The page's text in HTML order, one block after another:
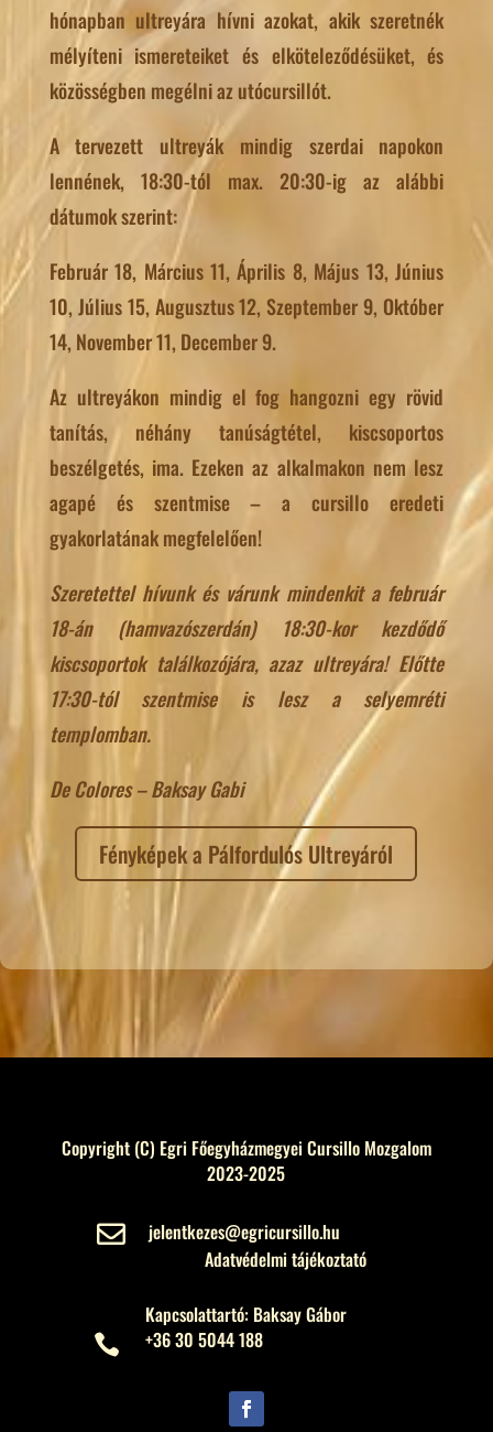
hónapban ultreyára hívni azokat, akik szeretnék
mélyíteni ismereteiket és elköteleződésüket, és
közösségben megélni az utócursillót.
A tervezett ultreyák mindig szerdai napokon
lennének, 18:30-tól max. 20:30-ig az alábbi
dátumok szerint:
Február 18, Március 11, Április 8, Május 13, Június
10, Július 15, Augusztus 12, Szeptember 9, Október
14, November 11, December 9.
Az ultreyákon mindig el fog hangozni egy rövid
tanítás, néhány tanúságtétel, kiscsoportos
beszélgetés, ima. Ezeken az alkalmakon nem lesz
agapé és szentmise – a cursillo eredeti
gyakorlatának megfelelően!
Szeretettel hívunk és várunk mindenkit a február
18-án (hamvazószerdán) 18:30-kor kezdődő
kiscsoportok találkozójára, azaz ultreyára! Előtte
17:30-tól szentmise is lesz a selyemréti
templomban.
De Colores – Baksay Gabi
Fényképek a Pálfordulós Ultreyáról
Copyright (C) Egri Főegyházmegyei Cursillo Mozgalom
2023-2025

jelentkezes@egricursillo.hu
Adatvédelmi tájékoztató
Kapcsolattartó: Baksay Gábor
 +36 30 5044 188